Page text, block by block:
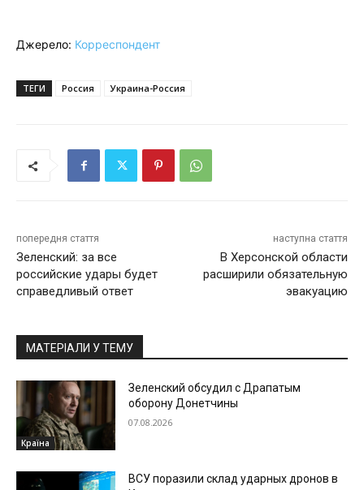
Джерело: Корреспондент
ТЕГИ Россия Украина-Россия
попередня стаття
Зеленский: за все
российские удары будет
справедливый ответ
наступна стаття
В Херсонской области
расширили обязательную
эвакуацию
МАТЕРІАЛИ У ТЕМУ
Країна
Зеленский обсудил с Драпатым
оборону Донетчины
07.08.2026
ВСУ поразили склад ударных дронов в